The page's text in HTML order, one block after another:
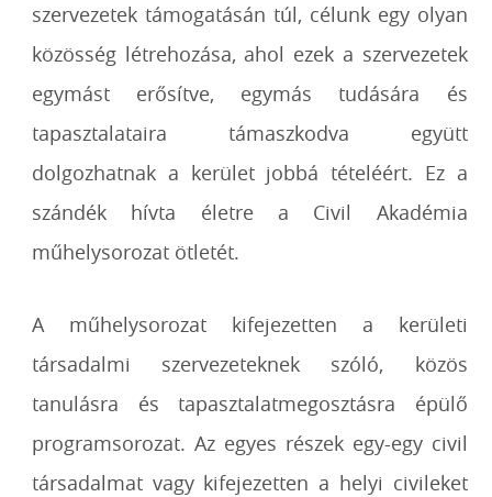
szervezetek támogatásán túl, célunk egy olyan
közösség létrehozása, ahol ezek a szervezetek
egymást erősítve, egymás tudására és
tapasztalataira támaszkodva együtt
dolgozhatnak a kerület jobbá tételéért. Ez a
szándék hívta életre a Civil Akadémia
műhelysorozat ötletét.
A műhelysorozat kifejezetten a kerületi
társadalmi szervezeteknek szóló, közös
tanulásra és tapasztalatmegosztásra épülő
programsorozat. Az egyes részek egy-egy civil
társadalmat vagy kifejezetten a helyi civileket